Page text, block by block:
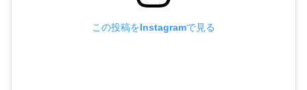
この投稿をInstagramで見る